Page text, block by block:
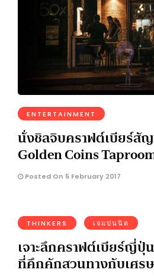
ENTERTAINMENT
นั่งชิลจิบคราฟต์เบียร์สั
Golden Coins
Posted On 5 February 2017
THINKERS เจแปนนิด
เจาะลึกคราฟต์เบียร์ญี่ปุ่
ที่คึกคักสวนทางกับเศร